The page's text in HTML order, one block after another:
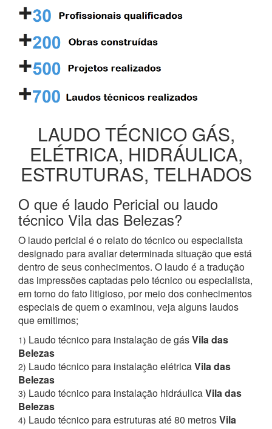
LAUDO TÉCNICO GÁS,
ELÉTRICA, HIDRÁULICA,
ESTRUTURAS, TELHADOS
O que é laudo Pericial ou laudo
técnico Vila das Belezas?
O laudo pericial é o relato do técnico ou especialista
designado para avaliar determinada situação que está
dentro de seus conhecimentos. O laudo é a tradução
das impressões captadas pelo técnico ou especialista,
em torno do fato litigioso, por meio dos conhecimentos
especiais de quem o examinou, veja alguns laudos
que emitimos;
1) Laudo técnico para instalação de gásVila das
Belezas
2) Laudo técnico para instalação elétricaVila das
Belezas
3) Laudo técnico para instalação hidráulicaVila das
Belezas
4) Laudo técnico para estruturas até 80 metrosVila